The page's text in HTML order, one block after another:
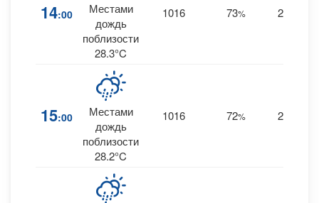
14:00
Местами
дождь
поблизости
28.3°C
1016 73% 26
15:00
Местами
дождь
поблизости
28.2°C
1016 72% 26